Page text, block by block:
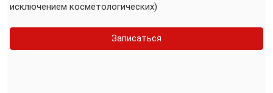
исключением косметологических)
Записаться